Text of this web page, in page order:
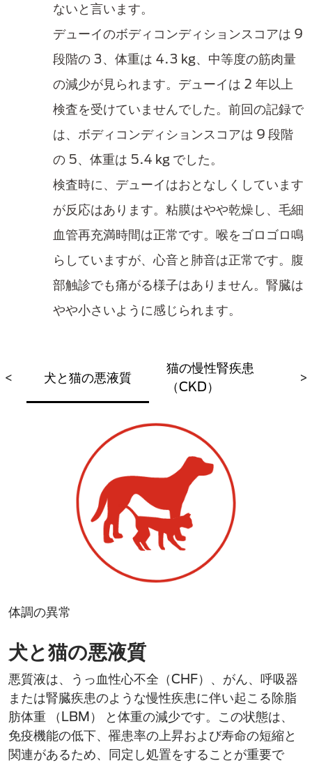
ないと言います。
デューイのボディコンディションスコアは 9
段階の 3、体重は 4.3 kg、中等度の筋肉量
の減少が見られます。デューイは 2 年以上
検査を受けていませんでした。前回の記録で
は、ボディコンディションスコアは 9 段階
の 5、体重は 5.4 kg でした。
検査時に、デューイはおとなしくしています
が反応はあります。粘膜はやや乾燥し、毛細
血管再充満時間は正常です。喉をゴロゴロ鳴
らしていますが、心音と肺音は正常です。腹
部触診でも痛がる様子はありません。腎臓は
やや小さいように感じられます。
< >
犬と猫の悪液質
猫の慢性腎疾患
（CKD）
猫
体調の異常
犬と猫の悪液質
悪質液は、うっ血性心不全（CHF）、がん、呼吸器
または腎臓疾患のような慢性疾患に伴い起こる除脂
肪体重 （LBM） と体重の減少です。この状態は、
免疫機能の低下、罹患率の上昇および寿命の短縮と
関連があるため、同定し処置をすることが重要で